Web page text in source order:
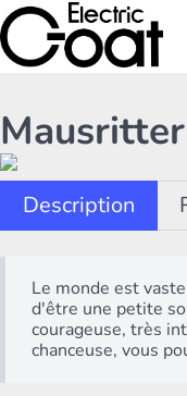
Mausritter
Description
Le monde est
d'être une petite
courageuse, très
chanceuse, vous